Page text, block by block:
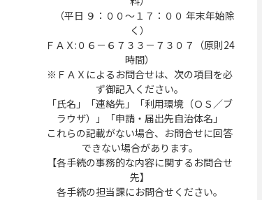
（平日 ９：００～１７：００ 年末年始除
く）
ＦＡＸ:０６－６７３３－７３０７（原則24
時間）
※ＦＡＸによるお問合せは、次の項目を必
ず御記入ください。
「氏名」「連絡先」「利用環境（ＯＳ／ブ
ラウザ）」「申請・届出先自治体名」
これらの記載がない場合、お問合せに回答
できない場合があります。
【各手続の事務的な内容に関するお問合せ
先】
各手続の担当課にお問合せください。